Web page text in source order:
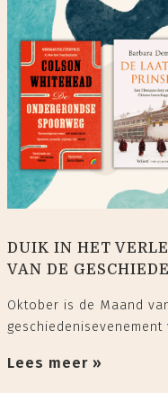
DUIK IN HET
VAN DE
Oktober is de Maand
Lees meer »